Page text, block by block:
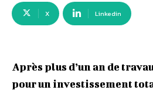
X Linkedin
Après plus d’un an de
pour un investissement